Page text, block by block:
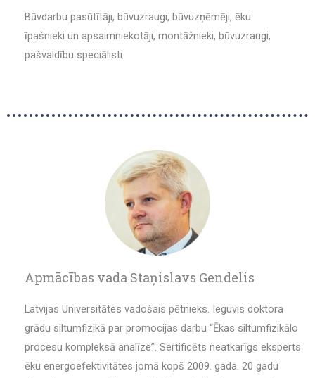
Būvdarbu pasūtītāji, būvuzraugi, būvuzņēmēji, ēku
īpašnieki un apsaimniekotāji, montāžnieki, būvuzraugi,
pašvaldību speciālisti
Apmācības vada Staņislavs Gendelis
Latvijas Universitātes vadošais pētnieks. Ieguvis doktora
grādu siltumfizikā par promocijas darbu “Ēkas siltumfizikālo
procesu kompleksā analīze”. Sertificēts neatkarīgs eksperts
ēku energoefektivitātes jomā kopš 2009. gada. 20 gadu